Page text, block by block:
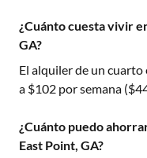
¿Cuánto cuesta vivir
GA?
El alquiler de un cuarto
a $102 por semana ($
¿Cuánto puedo
East Point, GA?